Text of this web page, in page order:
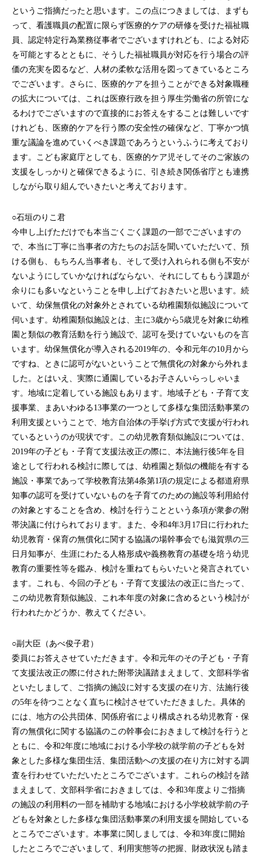
というご指摘だったと思います。この点につきましては、まずも
って、看護職員の配置に限らず医療的ケアの研修を受けた福祉職
員、認定特定行為業務従事者でございますけれども、による対応
を可能とするとともに、そうした福祉職員が対応を行う場合の評
価の充実を図るなど、人材の柔軟な活用を図ってきているところ
でございます。さらに、医療的ケアを担うことができる対象職種
の拡大については、これは医療行政を担う厚生労働省の所管にな
るわけでございますので直接的にお答えをすることは難しいです
けれども、医療的ケアを行う際の安全性の確保など、丁寧かつ慎
重な議論を進めていくべき課題であろうというふうに考えており
ます。こども家庭庁としても、医療的ケア児そしてそのご家族の
支援をしっかりと確保できるように、引き続き関係省庁とも連携
しながら取り組んでいきたいと考えております。
○石垣のりこ君
今申し上げただけでも本当ごくごく課題の一部でございますの
で、本当に丁寧に当事者の方たちのお話を聞いていただいて、預
ける側も、もちろん当事者も、そして受け入れられる側も不安が
ないようにしていかなければならない、それにしてももう課題が
余りにも多いなということを申し上げておきたいと思います。続
いて、幼保無償化の対象外とされている幼稚園類似施設について
伺います。幼稚園類似施設とは、主に3歳から5歳児を対象に幼稚
園と類似の教育活動を行う施設で、認可を受けていないものを言
います。幼保無償化が導入される2019年の、令和元年の10月から
ですね、ときに認可がないということで無償化の対象から外れま
した。とはいえ、実際に通園しているお子さんいらっしゃいま
す。地域に定着している施設もあります。地域子ども・子育て支
援事業、まあいわゆる13事業の一つとして多様な集団活動事業の
利用支援ということで、地方自治体の手挙げ方式で支援が行われ
ているというのが現状です。この幼児教育類似施設については、
2019年の子ども・子育て支援法改正の際に、本法施行後5年を目
途として行われる検討に際しては、幼稚園と類似の機能を有する
施設・事業であって学校教育法第4条第1項の規定による都道府県
知事の認可を受けていないものを子育てのための施設等利用給付
の対象とすることを含め、検討を行うことという条項が衆参の附
帯決議に付けられております。また、令和4年3月17日に行われた
幼児教育・保育の無償化に関する協議の場幹事会でも滋賀県の三
日月知事が、生涯にわたる人格形成や義務教育の基礎を培う幼児
教育の重要性等を鑑み、検討を重ねてもらいたいと発言されてい
ます。これも、今回の子ども・子育て支援法の改正に当たって、
この幼児教育類似施設、これ本年度の対象に含めるという検討が
行われたかどうか、教えてください。
○副大臣（あべ俊子君）
委員にお答えさせていただきます。令和元年のその子ども・子育
て支援法改正の際に付された附帯決議踏まえまして、文部科学省
といたしまして、ご指摘の施設に対する支援の在り方、法施行後
の5年を待つことなく直ちに検討させていただきました。具体的
には、地方の公共団体、関係府省により構成される幼児教育・保
育の無償化に関する協議のこの幹事会におきまして検討を行うと
ともに、令和2年度に地域における小学校の就学前の子どもを対
象とした多様な集団生活、集団活動への支援の在り方に対する調
査を行わせていただいたところでございます。これらの検討を踏
まえまして、文部科学省におきましては、令和3年度よりご指摘
の施設の利用料の一部を補助する地域における小学校就学前の子
どもを対象とした多様な集団活動事業の利用支援を開始している
ところでございます。本事業に関しましては、令和3年度に開始
したところでございまして、利用実態等の把握、財政状況も踏ま